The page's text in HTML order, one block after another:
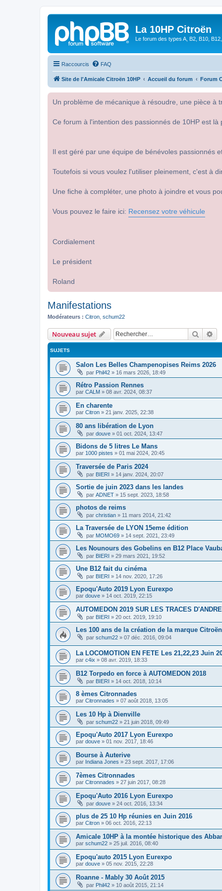
La 10HP Citroën
Le forum des types A, B2, B10,
Raccourcis FAQ
Site de l'Amicale Citroën 10HP Accueil du forum Forum
Un problème de mécanique à résoudre, une pièce à
Ce forum à l'intention des passionnés de 10HP est là
Il est géré par une équipe de bénévoles passionnés
Toutefois si vous voulez l'utiliser pleinement, c'est à
Une fiche à compléter, une photo à joindre et vous
Vous pouvez le faire ici: Recensez votre véhicule
Cordialement
Le président
Roland
Manifestations
Modérateurs : Citron schum22
Nouveau sujet
SUJETS
Salon Les Belles Champenopises Reims 2026
par Phil42 » 16 mars 2026, 18:49
Rétro Passion Rennes
par CALM » 08 avr. 2024, 08:37
En charente
par Citron » 21 janv. 2025, 22:38
80 ans libération de Lyon
par douve » 01 oct. 2024, 13:47
Bidons de 5 litres Le Mans
par 1000 pistes » 01 mai 2024, 20:45
Traversée de Paris 2024
par BIERI » 14 janv. 2024, 20:07
Sortie de juin 2023 dans les landes
par ADNET » 15 sept. 2023, 18:58
photos de reims
par christian » 11 mars 2014, 21:42
La Traversée de LYON 15eme édition
par MOMO69 » 14 sept. 2021, 23:49
Les Nounours des Gobelins en B12 Place
par BIERI » 29 mars 2021, 19:52
Une B12 fait du cinéma
par BIERI » 14 nov. 2020, 17:26
Epoqu'Auto 2019 Lyon Eurexpo
par douve » 14 oct. 2019, 22:15
AUTOMEDON 2019 SUR LES TRACES
par BIERI » 20 oct. 2019, 19:10
Les 100 ans de la création de la marque Citroën
par schum22 » 07 déc. 2016, 09:04
La LOCOMOTION EN FETE Les 21,22,23 Juin
par c4ix » 08 avr. 2019, 18:33
B12 Torpedo en force à AUTOMEDON 2018
par BIERI » 14 oct. 2018, 10:14
8 èmes Citronnades
par Citronnades » 07 août 2018, 13:05
Les 10 Hp à Dienville
par schum22 » 21 juin 2018, 09:49
Epoqu'Auto 2017 Lyon Eurexpo
par douve » 01 nov. 2017, 18:46
Bourse à Auterive
par Indiana Jones » 23 sept. 2017, 17:06
7èmes Citronnades
par Citronnades » 27 juin 2017, 08:28
Epoqu'Auto 2016 Lyon Eurexpo
par douve » 24 oct. 2016, 13:34
plus de 25 10 Hp réunies en Juin 2016
par Citron » 06 oct. 2016, 22:13
Amicale 10HP à la montée historique des
par schum22 » 25 juil. 2016, 08:40
Epoqu'auto 2015 Lyon Eurexpo
par douve » 05 nov. 2015, 22:28
Roanne - Mably 30 Août 2015
par Phil42 » 10 août 2015, 21:14